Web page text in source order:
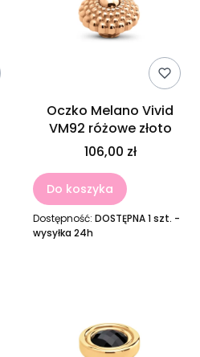
Oczko Melano Vivid
VM92 różowe złoto
106,00 zł
Do koszyka
Dostępność: DOSTĘPNA 1 szt. -
wysyłka 24h